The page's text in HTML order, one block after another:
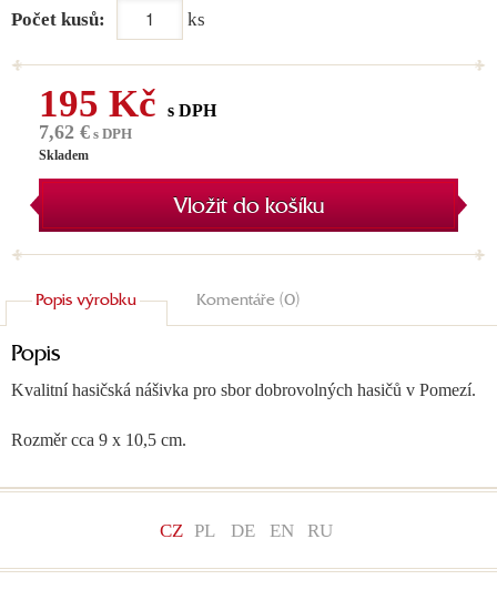
Počet kusů: ks
195 Kč s DPH
7,62 € s DPH
Skladem
Vložit do košíku
Popis výrobku Komentáře (0)
Popis
Kvalitní hasičská nášivka pro sbor dobrovolných hasičů v Pomezí.
Rozměr cca 9 x 10,5 cm.
CZ PL DE EN RU